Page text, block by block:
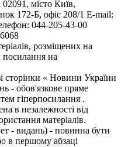
місто Київ,
172-Б, офіс 208/1 E-mail:
044-205-43-00
розміщених на
посилання на
сторінки « Новини України
- обов'язкове пряме
гіперпосилання .
в незалежності від
матеріалів.
- видань) - повинна бути
в першому абзаці